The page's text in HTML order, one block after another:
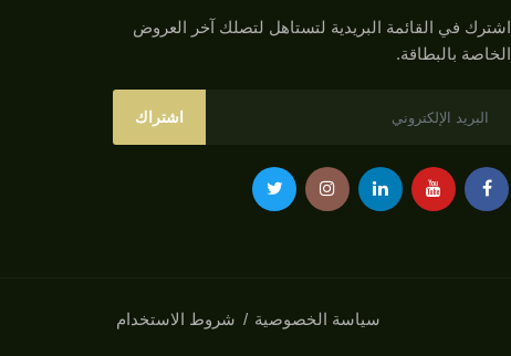
اشترك في القائمة البريدية لتستاهل لتصلك آخر العروض
الخاصة بالبطاقة.
اشتراك
سياسة الخصوصية شروط الاستخدام